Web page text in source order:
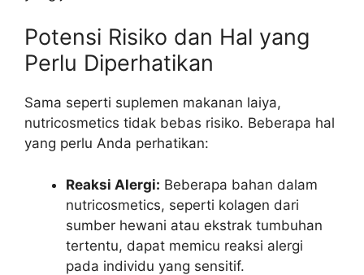
Potensi Risiko dan Hal yang
Perlu Diperhatikan
Sama seperti suplemen makanan laiya,
nutricosmetics tidak bebas risiko. Beberapa hal
yang perlu Anda perhatikan:
Reaksi Alergi: Beberapa bahan dalam
nutricosmetics, seperti kolagen dari
sumber hewani atau ekstrak tumbuhan
tertentu, dapat memicu reaksi alergi
pada individu yang sensitif.